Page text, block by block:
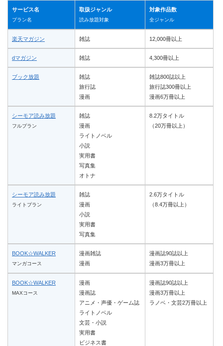
サービス名
プラン名
取扱ジャンル
読み放題対象
対象作品数
全ジャンル
楽天マガジン 雑誌 12,000冊以上
dマガジン 雑誌 4,300冊以上
ブック放題
雑誌
旅行誌
漫画
雑誌800誌以上
旅行誌300冊以上
漫画6万冊以上
シーモア読み放題
フルプラン
雑誌
漫画
ライトノベル
小説
実用書
写真集
オトナ
8.2万タイトル
（20万冊以上）
シーモア読み放題
ライトプラン
雑誌
漫画
小説
実用書
写真集
2.6万タイトル
（8.4万冊以上）
BOOK☆WALKER
マンガコース
漫画雑誌
漫画
漫画誌90誌以上
漫画3万冊以上
BOOK☆WALKER
MAXコース
漫画
漫画誌
アニメ・声優・ゲーム誌
ライトノベル
文芸・小説
実用書
ビジネス書
漫画誌90誌以上
漫画3万冊以上
ラノベ・文芸2万冊以上